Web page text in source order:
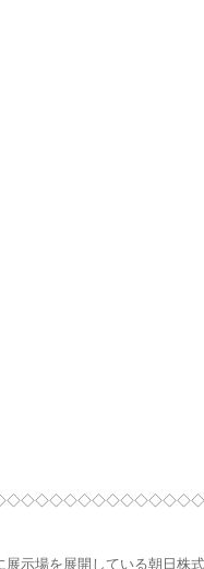
示場を展開している朝日株式